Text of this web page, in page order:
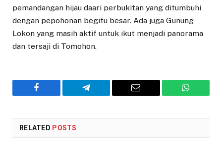
pemandangan hijau daari perbukitan yang ditumbuhi
dengan pepohonan begitu besar. Ada juga Gunung
Lokon yang masih aktif untuk ikut menjadi panorama
dan tersaji di Tomohon.
Facebook Telegram Email
RELATED POSTS